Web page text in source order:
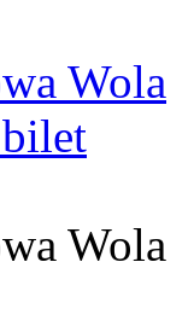
Wola
Wola